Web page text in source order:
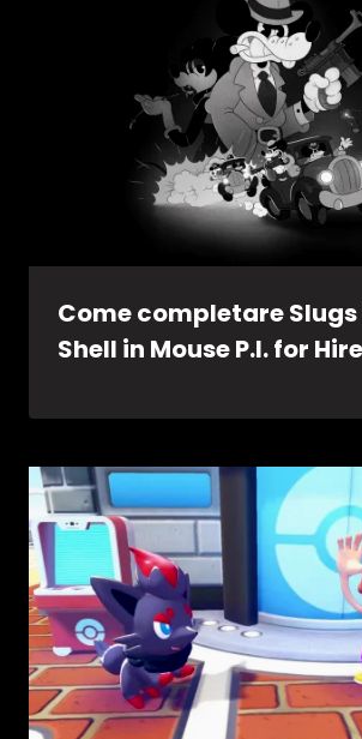
Come completare
Shell in Mouse P.I. for Hire